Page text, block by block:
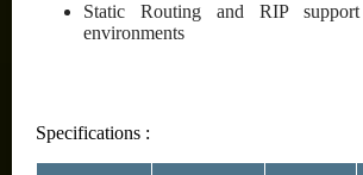
Static Routing and RIP
environments
Specifications :